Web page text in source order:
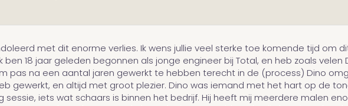
met dit enorme verlies. Ik wens jullie veel sterke toe komende tijd om
ben 18 jaar geleden begonnen als jonge engineer bij Total, en heb zoals
pas na een aantal jaren gewerkt te hebben terecht in de (process) Dino
gewerkt, en altijd met groot plezier. Dino was iemand met het hart op de
sessie, iets wat schaars is binnen het bedrijf. Hij heeft mij meerdere malen